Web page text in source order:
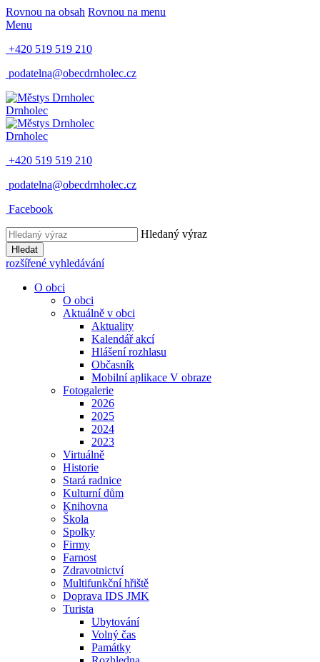
Rovnou na obsah Rovnou na menu
Menu
+420 519 519 210
podatelna@obecdrnholec.cz
Drnholec
Drnholec
+420 519 519 210
podatelna@obecdrnholec.cz
Facebook
Hledaný výraz
Hledat
rozšířené vyhledávání
O obci
O obci
Aktuálně v obci
Aktuality
Kalendář akcí
Hlášení rozhlasu
Občasník
Mobilní aplikace V obraze
Fotogalerie
2026
2025
2024
2023
Virtuálně
Historie
Stará radnice
Kulturní dům
Knihovna
Škola
Spolky
Firmy
Farnost
Zdravotnictví
Multifunkční hřiště
Doprava IDS JMK
Turista
Ubytování
Volný čas
Památky